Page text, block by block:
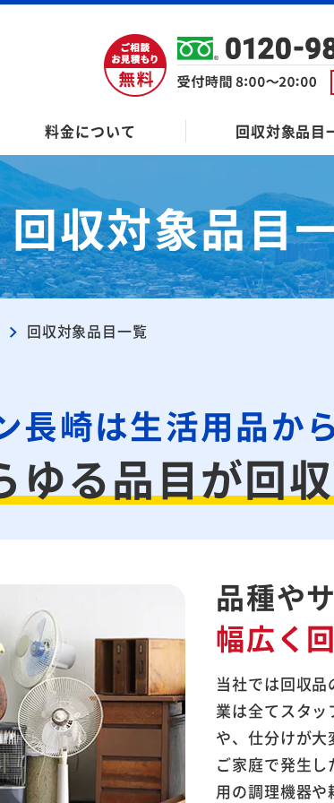
料金について 回収対象品目
回収対象品目
回収対象品目一覧
長崎は生活用品か
ゆる品目が回
品種や
幅広く
当社では回収
業は全てスタ
や、仕分けが大
ご家庭で発生
用の調理機器や